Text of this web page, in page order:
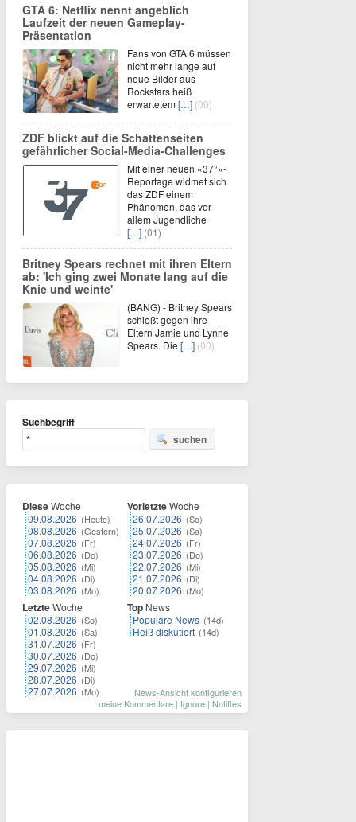
GTA 6: Netflix nennt angeblich
Laufzeit der neuen Gameplay-
Präsentation
Fans von GTA 6 müssen
nicht mehr lange auf
neue Bilder aus
Rockstars heiß
erwartetem[…] (00)
ZDF blickt auf die Schattenseiten
gefährlicher Social-Media-Challenges
Mit einer neuen «37°»-
Reportage widmet sich
das ZDF einem
Phänomen, das vor
allem Jugendliche
[…] (01)
Britney Spears rechnet mit ihren Eltern
ab: 'Ich ging zwei Monate lang auf die
Knie und weinte'
(BANG) - Britney Spears
schießt gegen ihre
Eltern Jamie und Lynne
Spears. Die […] (00)
Suchbegriff
suchen
DieseWoche
09.08.2026 (Heute)
08.08.2026 (Gestern)
07.08.2026 (Fr)
06.08.2026 (Do)
05.08.2026 (Mi)
04.08.2026 (Di)
03.08.2026 (Mo)
LetzteWoche
02.08.2026 (So)
01.08.2026 (Sa)
31.07.2026 (Fr)
30.07.2026 (Do)
29.07.2026 (Mi)
28.07.2026 (Di)
27.07.2026 (Mo)
VorletzteWoche
26.07.2026 (So)
25.07.2026 (Sa)
24.07.2026 (Fr)
23.07.2026 (Do)
22.07.2026 (Mi)
21.07.2026 (Di)
20.07.2026 (Mo)
Top News
Populäre News (14d)
Heiß diskutiert (14d)
News-Ansicht konfigurieren
meine Kommentare | Ignore | Notifies